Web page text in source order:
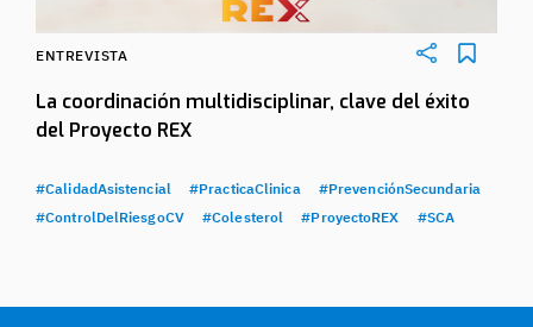
ENTREVISTA
La coordinación multidisciplinar, clave del éxito
del Proyecto REX
#CalidadAsistencial #PracticaClinica
#PrevenciónSecundaria
#ControlDelRiesgoCV
#Colesterol #ProyectoREX #SCA